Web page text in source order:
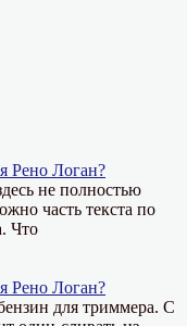
Рено Логан?
не полностью
часть текста по
Что
Рено Логан?
для триммера. С